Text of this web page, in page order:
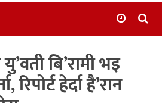
बि’रामी भइ
हेर्दा है’रान